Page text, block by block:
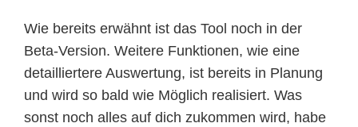
Wie bereits erwähnt ist das Tool noch in der
Beta-Version. Weitere Funktionen, wie eine
detailliertere Auswertung, ist bereits in Planung
und wird so bald wie Möglich realisiert. Was
sonst noch alles auf dich zukommen wird, habe